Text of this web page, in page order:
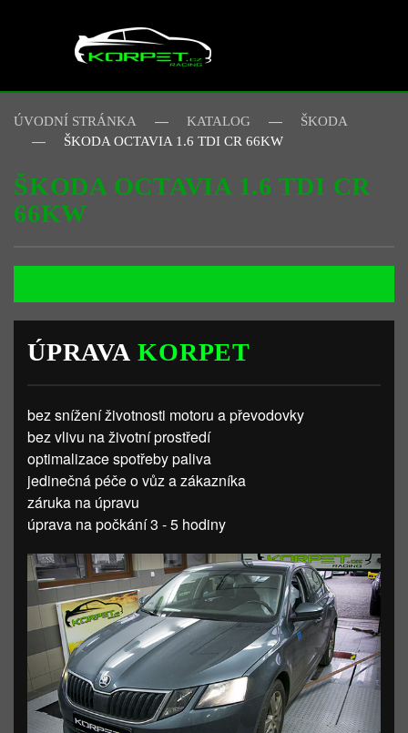
Skip to main content
ÚVODNÍ STRÁNKA KATALOG
ŠKODA
ŠKODA OCTAVIA 1.6 TDI CR 66KW
ŠKODA OCTAVIA 1.6 TDI CR
66KW
ÚPRAVAKORPET
bez snížení životnosti motoru a převodovky
bez vlivu na životní prostředí
optimalizace spotřeby paliva
jedinečná péče o vůz a zákazníka
záruka na úpravu
úprava na počkání 3 - 5 hodiny